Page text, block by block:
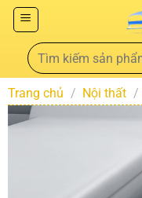
Trang chủ / Nội thất /